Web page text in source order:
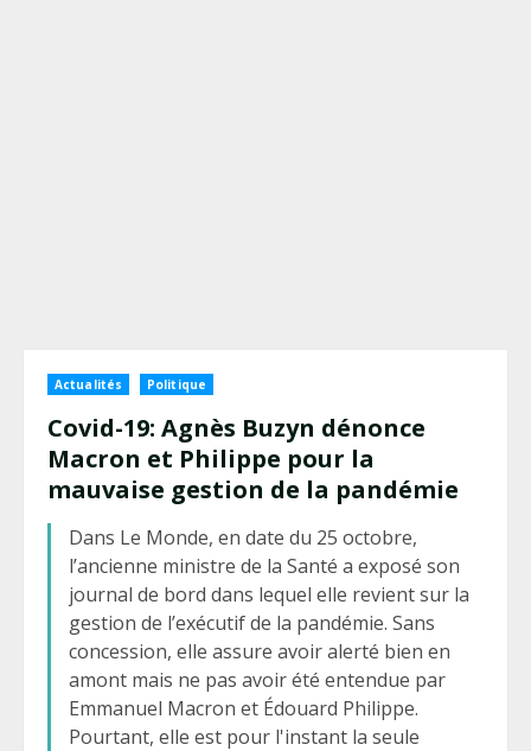
Actualités Politique
Covid-19: Agnès Buzyn dénonce
Macron et Philippe pour la
mauvaise gestion de la pandémie
Dans Le Monde, en date du 25 octobre,
l’ancienne ministre de la Santé a exposé son
journal de bord dans lequel elle revient sur la
gestion de l’exécutif de la pandémie. Sans
concession, elle assure avoir alerté bien en
amont mais ne pas avoir été entendue par
Emmanuel Macron et Édouard Philippe.
Pourtant, elle est pour l'instant la seule